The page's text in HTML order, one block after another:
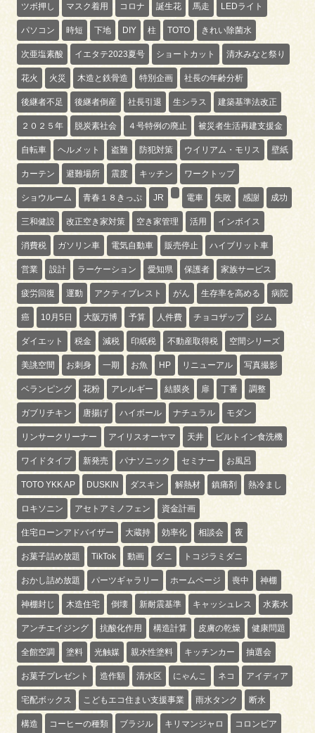
ツボ押し マスク着用 コロナ 誕生花 馬走 LEDライト
パソコン 時短 下地 DIY 柱 TOTO きれい除菌水
次亜塩素酸 イエタテ2023夏号 ショートカット 清水みなと祭り
花火 火災 木造と鉄骨造 特別企画 社長の年齢分析
後継者不足 後継者倒産 社長引退 生シラス 建築基準法改正
２０２５年 脱炭素社会 ４号特例の廃止 被災者生活再建支援金
自転車 ヘルメット 盗難 防犯対策 ウイリアム・モリス 壁紙
カーテン 避難場所 震度 キッチン ワークトップ
ショウルーム 青春１８きっぷ JR 電車 失敗 感謝 成功
三和健設 改正空き家対策 空き家管理 活用 インボイス
消費税 ガソリン車 電気自動車 販売停止 ハイブリット車
営業 設計 ラーケーション 愛知県 保護者 家族サービス
疲労回復 運動 アクティブレスト がん 生存率を高める 病院
癌 10月5日 大阪万博 予算 人件費 チョコザップ ジム
ダイエット 税金 減税 印紙税 不動産取得税 空間シリーズ
美誂空間 お刺身 一期 お魚 HP リニューアル 写真撮影
ベランピング 花粉 アレルギー 結膜炎 扉 丁番 調整
ガブリチキン 唐揚げ ハイボール ナチュラル モダン
リンサークリーナー アイリスオーヤマ 天井 ビルトイン食洗機
ワイドタイプ 新発売 パナソニック セミナー お風呂
TOTO YKK AP DUSKIN ダスキン 解熱材 鎮痛剤 熱冷まし
ロキソニン アセトアミノフェン 資金計画
住宅ローンアドバイザー 大蔵持 効率化 相談会 夜
お菓子詰め放題 TikTok 動画 ダニ トコジラミダニ
おかし詰め放題 パーツギャラリー ホームページ 喪中 神棚
神棚封じ 木造住宅 倒壊 新耐震基準 キャッシュレス 水素水
アンチエイジング 抗酸化作用 構造計算 皮膚の乾燥 健康問題
全館空調 塗料 光触媒 親水性塗料 キッチンカー 抽選会
お菓子プレゼント 造作額 清水区 にゃんこ ネコ アイディア
宅配ボックス こどもエコ住まい支援事業 雨水タンク 断水
構造 コーヒーの種類 ブラジル キリマンジャロ コロンビア